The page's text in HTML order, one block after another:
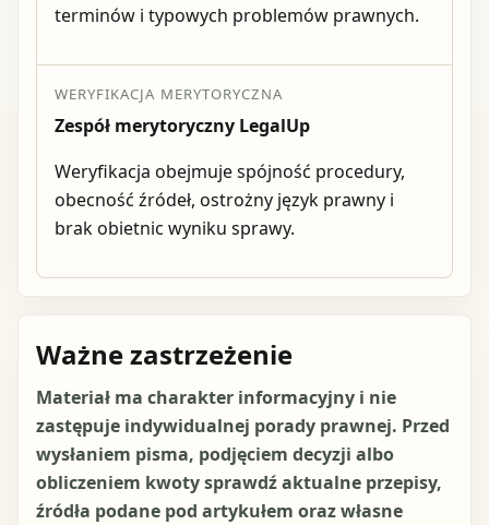
terminów i typowych problemów prawnych.
WERYFIKACJA MERYTORYCZNA
Zespół merytoryczny LegalUp
Weryfikacja obejmuje spójność procedury,
obecność źródeł, ostrożny język prawny i
brak obietnic wyniku sprawy.
Ważne zastrzeżenie
Materiał ma charakter informacyjny i nie
zastępuje indywidualnej porady prawnej. Przed
wysłaniem pisma, podjęciem decyzji albo
obliczeniem kwoty sprawdź aktualne przepisy,
źródła podane pod artykułem oraz własne